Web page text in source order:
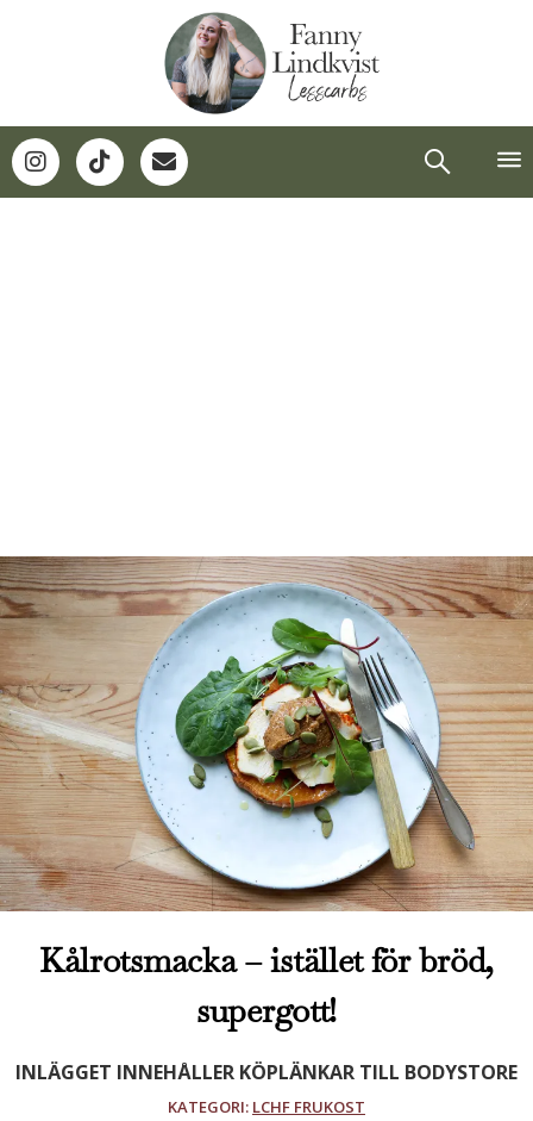
Kålrotsmacka – istället för bröd,
supergott!
INLÄGGET INNEHÅLLER KÖPLÄNKAR TILL BODYSTORE
KATEGORI: LCHF FRUKOST